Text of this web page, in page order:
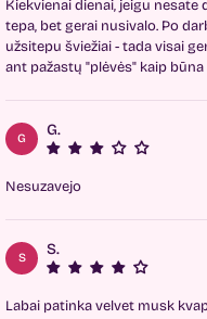
Kiekvienai dienai, jeigu
tepa, bet gerai nusivalo. Po
užsitepu šviežiai - tada visai
ant pažastų "plėvės" kaip
G G.
Nesuzavejo
S S.
Labai patinka velvet musk